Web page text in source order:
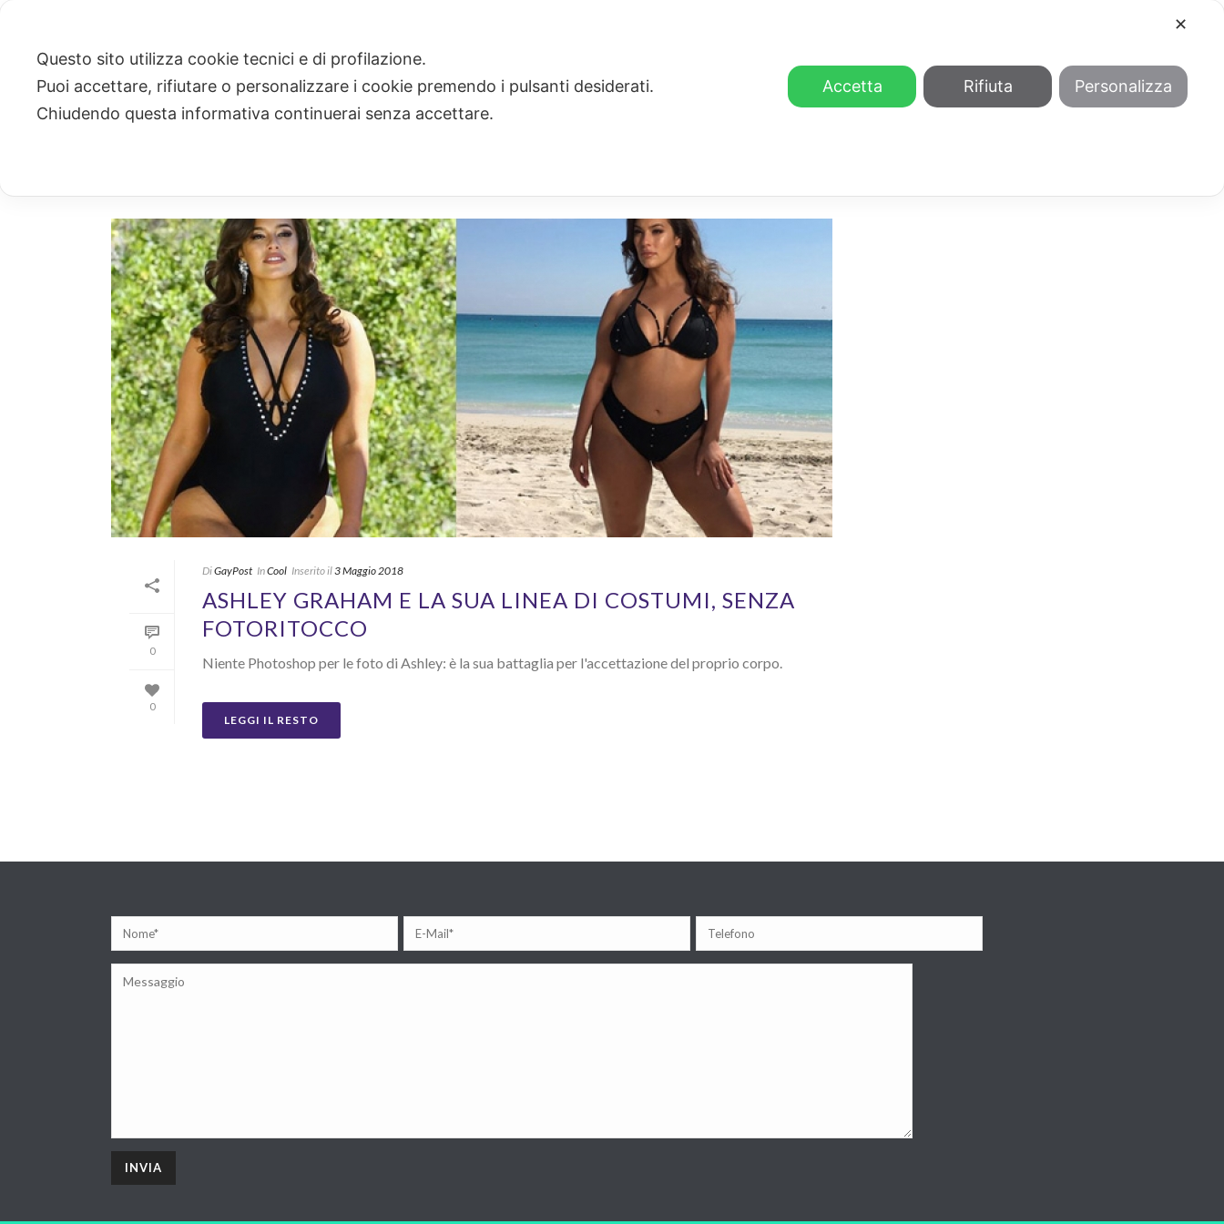
ARCHIVIO
0
0
DiGayPost InCool Inserito il3 Maggio 2018
ASHLEY GRAHAM E LA SUA LINEA DI COSTUMI, SENZA
FOTORITOCCO
Niente Photoshop per le foto di Ashley: è la sua battaglia per l'accettazione del proprio corpo.
LEGGI IL RESTO
✕
Questo sito utilizza cookie tecnici e di profilazione.
Puoi accettare, rifiutare o personalizzare i cookie premendo i pulsanti desiderati.
Chiudendo questa informativa continuerai senza accettare.
Accetta Rifiuta Personalizza